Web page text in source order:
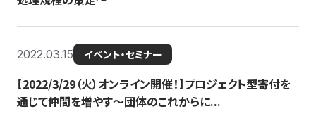
2022.03.15 イベント・セミナー
【2022/3/29（火）オンライン開催！】プロジェクト型寄付を
通じて仲間を増やす～団体のこれからに...